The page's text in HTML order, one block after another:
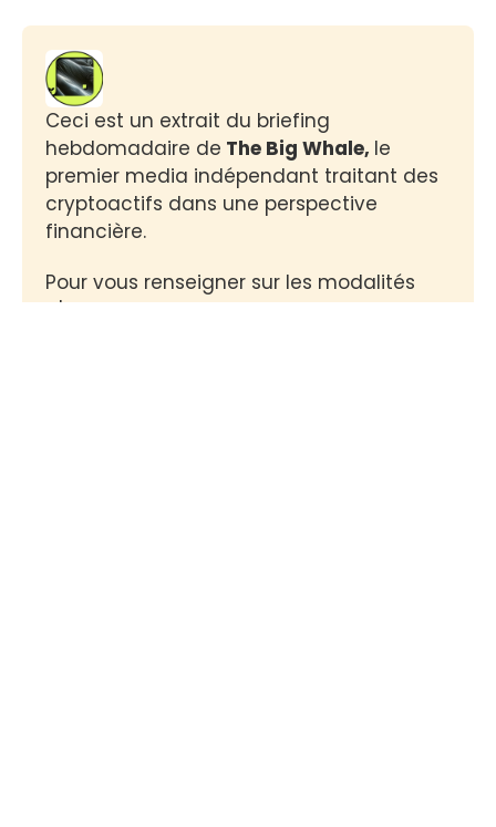
Ceci est un extrait du briefing
hebdomadaire de The Big Whale, le
premier media indépendant traitant des
cryptoactifs dans une perspective
financière.
Pour vous renseigner sur les modalités
d'abonnement :